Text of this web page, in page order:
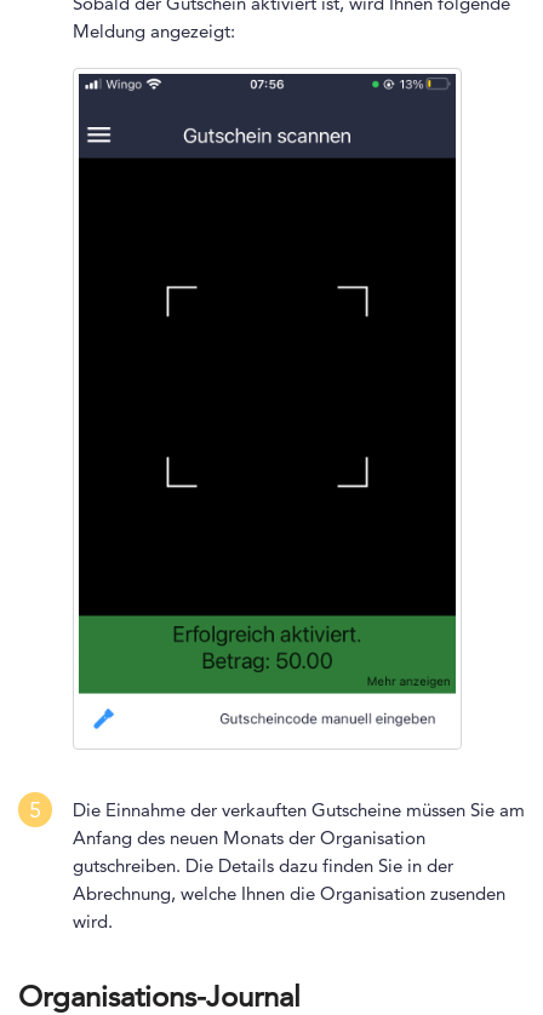
Meldung angezeigt:
5
Die Einnahme der verkauften Gutscheine müssen Sie am
Anfang des neuen Monats der Organisation
gutschreiben. Die Details dazu finden Sie in der
Abrechnung, welche Ihnen die Organisation zusenden
wird.
Organisations-Journal